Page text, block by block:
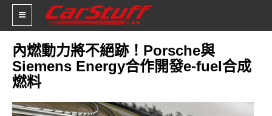
新車價格
車市新聞
內燃動力將不絕跡！Porsche與
Siemens Energy合作開發e-fuel合成
燃料